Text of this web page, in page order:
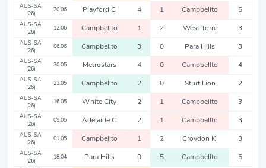
AUS-SA
(26)
20.06 Playford C 4 1 Campbellto 5
AUS-SA
(26)
12.06 Campbellto 1 2 West Torre 3
AUS-SA
(26)
06.06 Campbellto 3 0 Para Hills 3
AUS-SA
(26)
30.05 Metrostars 4 0 Campbellto 4
AUS-SA
(26)
23.05 Campbellto 2 0 Sturt Lion 2
AUS-SA
(26)
16.05 White City 2 1 Campbellto 3
AUS-SA
(26)
09.05 Adelaide C 2 1 Campbellto 3
AUS-SA
(26)
01.05 Campbellto 1 2 Croydon Ki 3
AUS-SA
(26)
18.04 Para Hills 0 5 Campbellto 5